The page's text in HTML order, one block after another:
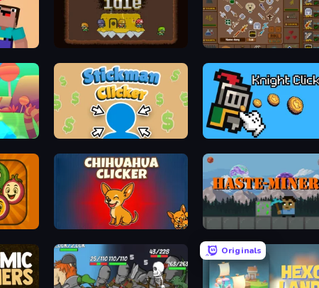
Deep Miners Idle TableTop Idle (Remastered)
Stickman Clicker Knight Clicker
Chihuahua Clicker
Originals